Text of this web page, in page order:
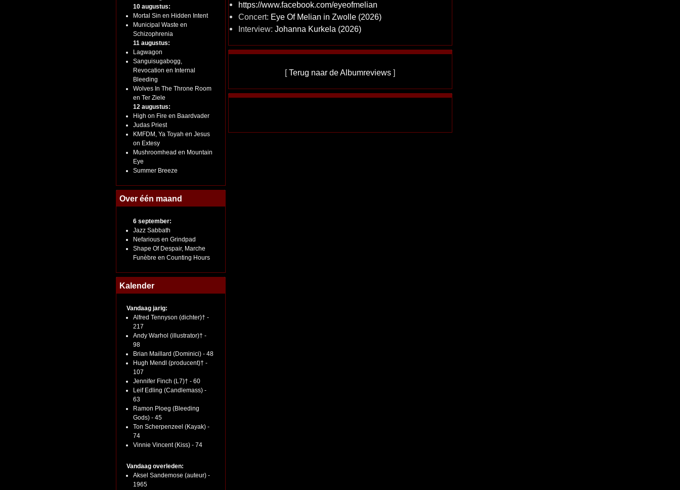
10 augustus:
Mortal Sin en Hidden Intent
Municipal Waste en
Schizophrenia
11 augustus:
Lagwagon
Sanguisugabogg,
Revocation en Internal
Bleeding
Wolves In The Throne Room
en Ter Ziele
12 augustus:
High on Fire en Baardvader
Judas Priest
KMFDM, Ya Toyah en Jesus
on Extesy
Mushroomhead en Mountain
Eye
Summer Breeze
Over één maand
6 september:
Jazz Sabbath
Nefarious en Grindpad
Shape Of Despair, Marche
Funèbre en Counting Hours
Kalender
Vandaag jarig:
Alfred Tennyson (dichter)† -
217
Andy Warhol (illustrator)† -
98
Brian Maillard (Dominici) - 48
Hugh Mendl (producent)† -
107
Jennifer Finch (L7)† - 60
Leif Edling (Candlemass) -
63
Ramon Ploeg (Bleeding
Gods) - 45
Ton Scherpenzeel (Kayak) -
74
Vinnie Vincent (Kiss) - 74
Vandaag overleden:
Aksel Sandemose (auteur) -
1965
https://www.facebook.com/eyeofmelian
Concert: Eye Of Melian in Zwolle (2026)
Interview: Johanna Kurkela (2026)
[Terug naar de Albumreviews ]